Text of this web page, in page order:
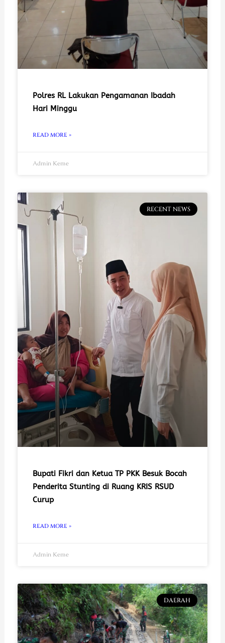
Polres RL Lakukan Pengamanan Ibadah
Hari Minggu
READ MORE »
Admin Keme
RECENT NEWS
Bupati Fikri dan Ketua TP PKK Besuk Bocah
Penderita Stunting di Ruang KRIS RSUD
Curup
READ MORE »
Admin Keme
DAERAH